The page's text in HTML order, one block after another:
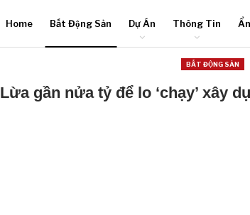
Home Bất Động Sản Dự Án Thông Tin
BẤT ĐỘNG SẢN
Lừa gần nửa tỷ để lo ‘chạy’ xây